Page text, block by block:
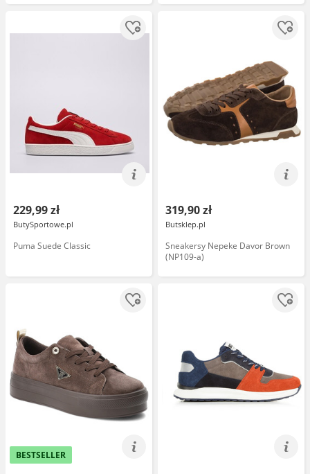
panelami ze skóry licowej i
masywna bryła z grubą podeszwą,
229,99 zł
ButySportowe.pl
Puma Suede Classic
319,90 zł
Butsklep.pl
Sneakersy Nepeke Davor Brown
(NP109-a)
BESTSELLER